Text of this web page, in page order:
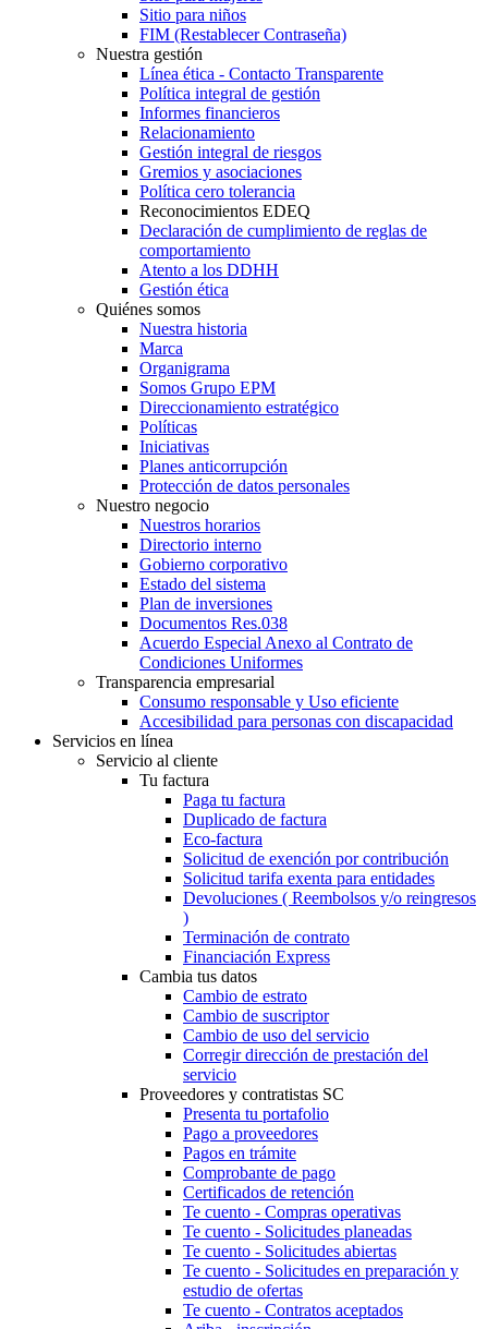
Sitio para niños
FIM (Restablecer Contraseña)
Nuestra gestión
Línea ética - Contacto Transparente
Política integral de gestión
Informes financieros
Relacionamiento
Gestión integral de riesgos
Gremios y asociaciones
Política cero tolerancia
Reconocimientos EDEQ
Declaración de cumplimiento de reglas de
comportamiento
Atento a los DDHH
Gestión ética
Quiénes somos
Nuestra historia
Marca
Organigrama
Somos Grupo EPM
Direccionamiento estratégico
Políticas
Iniciativas
Planes anticorrupción
Protección de datos personales
Nuestro negocio
Nuestros horarios
Directorio interno
Gobierno corporativo
Estado del sistema
Plan de inversiones
Documentos Res.038
Acuerdo Especial Anexo al Contrato de
Condiciones Uniformes
Transparencia empresarial
Consumo responsable y Uso eficiente
Accesibilidad para personas con discapacidad
Servicios en línea
Servicio al cliente
Tu factura
Paga tu factura
Duplicado de factura
Eco-factura
Solicitud de exención por contribución
Solicitud tarifa exenta para entidades
Devoluciones ( Reembolsos y/o reingresos
)
Terminación de contrato
Financiación Express
Cambia tus datos
Cambio de estrato
Cambio de suscriptor
Cambio de uso del servicio
Corregir dirección de prestación del
servicio
Proveedores y contratistas SC
Presenta tu portafolio
Pago a proveedores
Pagos en trámite
Comprobante de pago
Certificados de retención
Te cuento - Compras operativas
Te cuento - Solicitudes planeadas
Te cuento - Solicitudes abiertas
Te cuento - Solicitudes en preparación y
estudio de ofertas
Te cuento - Contratos aceptados